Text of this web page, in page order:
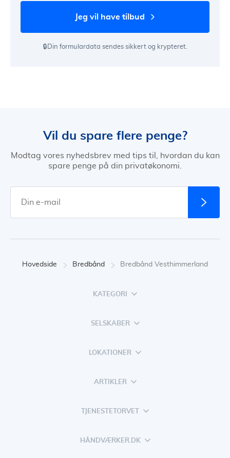
jeg vil have tilbud
🔒Din formulardata sendes sikkert og krypteret.
Vil du spare flere penge?
Modtag vores nyhedsbrev med tips til, hvordan du kan
spare penge på din privatøkonomi.
Hovedside Bredbånd Bredbånd Vesthimmerland
KATEGORI
SELSKABER
LOKATIONER
ARTIKLER
TJENESTETORVET
HÅNDVÆRKER.DK